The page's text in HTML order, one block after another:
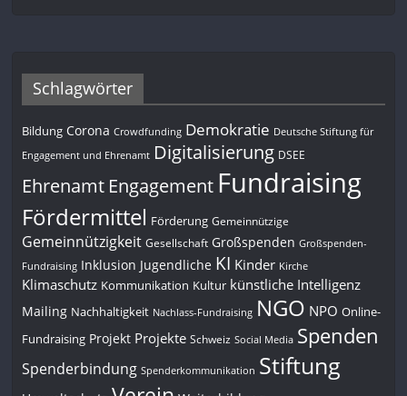
Schlagwörter
Bildung Corona Crowdfunding Demokratie Deutsche Stiftung für
Engagement und Ehrenamt Digitalisierung DSEE
Ehrenamt Engagement Fundraising
Fördermittel Förderung Gemeinnützige
Gemeinnützigkeit Gesellschaft Großspenden Großspenden-
Fundraising Inklusion Jugendliche KI Kinder Kirche
Klimaschutz Kommunikation Kultur künstliche Intelligenz
Mailing Nachhaltigkeit Nachlass-Fundraising NGO NPO Online-
Fundraising Projekt Projekte Schweiz Social Media Spenden
Spenderbindung Spenderkommunikation Stiftung